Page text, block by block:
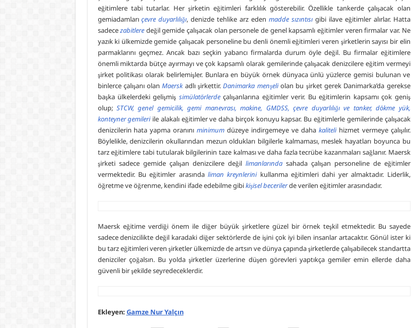
eğitimlere tabi tutarlar. Her şirketin eğitimleri farklılık gösterebilir. Özellikle tankerde çalışacak olan
gemiadamlarıçevre duyarlılığı, denizde tehlike arz eden madde sızıntısıgibi ilave eğitimler alırlar. Hatta
sadecezabitlere değil gemide çalışacak olan personele de genel kapsamlı eğitimler veren firmalar var. Ne
yazık ki ülkemizde gemide çalışacak personeline bu denli önemli eğitimleri veren şirketlerin sayısı bir elin
parmaklarını geçmez. Ancak bazı seçkin yabancı firmalarda durum öyle değil. Bu firmalar eğitimlere
önemli miktarda bütçe ayırmayı ve çok kapsamlı olarak gemilerinde çalışacak denizcilere eğitim vermeyi
şirket politikası olarak belirlemişler. Bunlara en büyük örnek dünyaca ünlü yüzlerce gemisi bulunan ve
binlerce çalışanı olanMaersk adlı şirkettir.Danimarka menşeliolan bu şirket gerek Danimarka’da gerekse
başka ülkelerdeki gelişmiş simülatörlerdeçalışanlarına eğitimler verir. Bu eğitimlerin kapsamı çok geniş
olup; STCW, genel gemicilik, gemi manevrası, makine, GMDSS, çevre duyarlılığı ve tanker, dökme yük,
konteyner gemileriile alakalı eğitimler ve daha birçok konuyu kapsar. Bu eğitimlerle gemilerinde çalışacak
denizcilerin hata yapma oranınıminimum düzeye indirgemeye ve daha kalitelihizmet vermeye çalışılır.
Böylelikle, denizcilerin okullarından mezun oldukları bilgilerle kalmaması, meslek hayatları boyunca bu
tarz eğitimlere tabi tutularak bilgilerinin taze kalması ve daha fazla tecrübe kazanmaları sağlanır. Maersk
şirketi sadece gemide çalışan denizcilere değil limanlarındasahada çalışan personeline de eğitimler
vermektedir. Bu eğitimler arasında liman kreynlerinikullanma eğitimleri dahi yer almaktadır. Liderlik,
öğretme ve öğrenme, kendini ifade edebilme gibikişisel becerilerde verilen eğitimler arasındadır.
Maersk eğitime verdiği önem ile diğer büyük şirketlere güzel bir örnek teşkil etmektedir. Bu sayede
sadece denizcilikte değil karadaki diğer sektörlerde de işini çok iyi bilen insanlar artacaktır. Gönül ister ki
bu tarz eğitimleri veren şirketler ülkemizde de artsın ve dünya çapında şirketlerde çalışabilecek standartta
denizciler çoğalsın. Bu yolda şirketler üzerlerine düşen görevleri yaptıkça gemiler emin ellerde daha
güvenli bir şekilde seyredeceklerdir.
Ekleyen: Gamze Nur Yalçın